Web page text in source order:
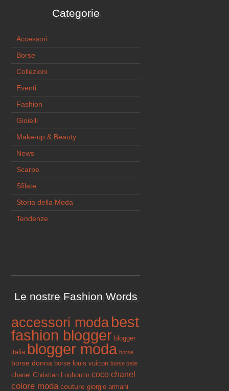
Categorie
Accessori
Borse
Collezioni
Eventi
Fashion
Gioielli
Make-up & Beauty
News
Scarpe
Sfilate
Storia della Moda
Tendenze
Le nostre Fashion Words
accessori moda best
fashion blogger blogger
italia blogger moda borse
borse donna borse louis vuitton borse pelle
chanel Christian Louboutin coco chanel
colore moda couture giorgio armani